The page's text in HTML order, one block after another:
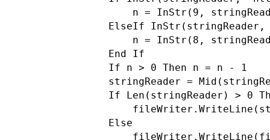
n = InStr(9,
ElseIf InStr(stringReader,
n = InStr(8,
                End If
                If n > 0 Then n = n - 1
stringReader =
If Len(stringReader) > 0
                Else